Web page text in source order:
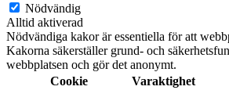
Nödvändig
Alltid aktiverad
Nödvändiga kakor är essentiella för att
Kakorna säkerställer grund- och
webbplatsen och gör det anonymt.
Cookie
Varaktighet